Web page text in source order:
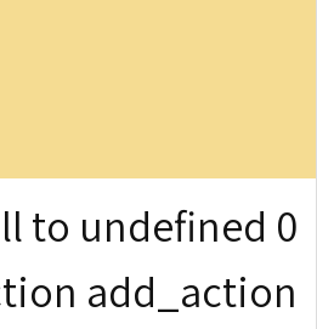
to undefined
add_action()